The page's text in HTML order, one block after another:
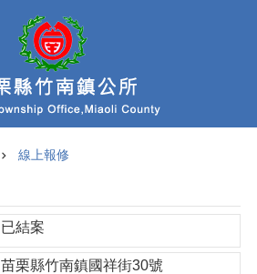
線上報修
已結案
苗栗縣竹南鎮國祥街30號